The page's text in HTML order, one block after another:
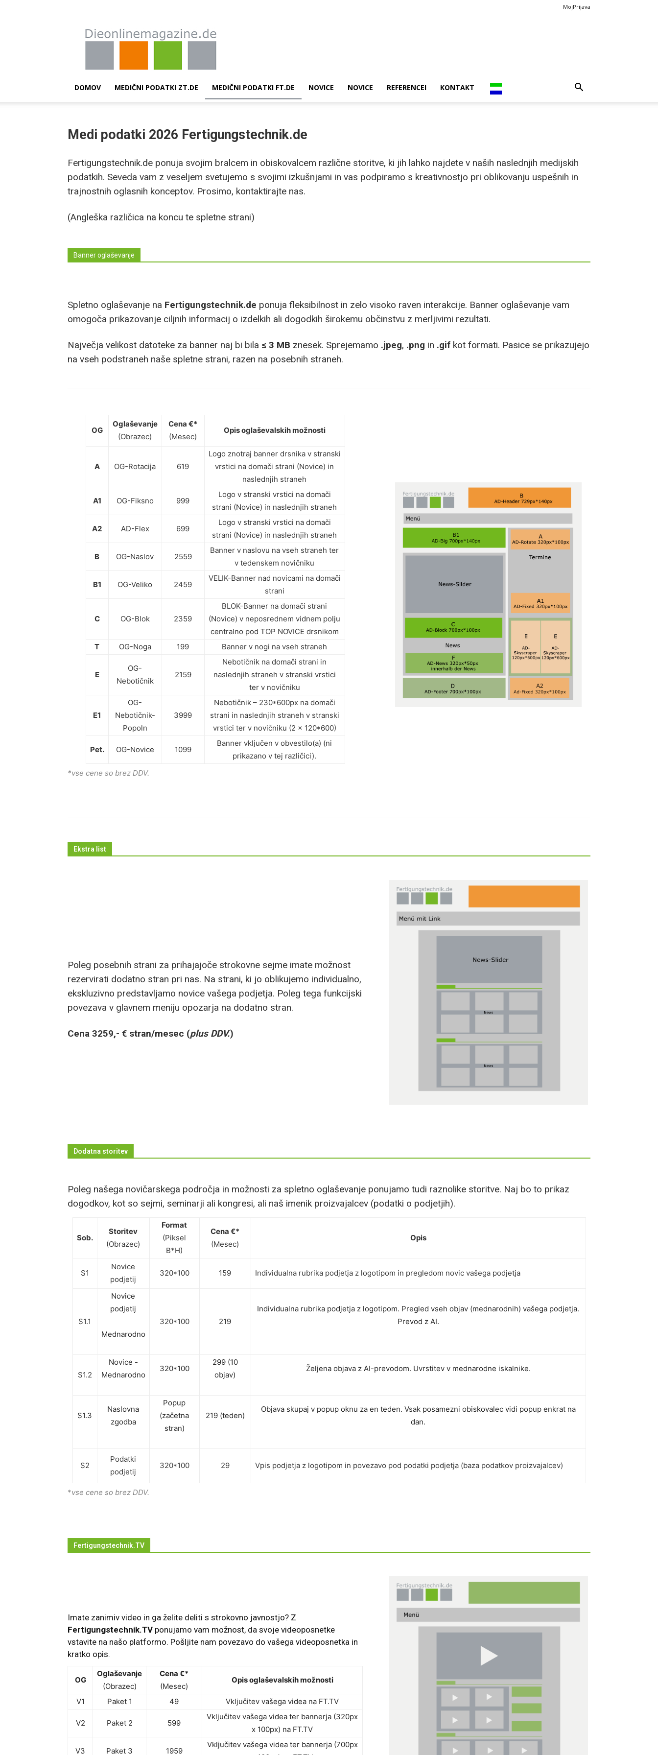
MojPrijava
Dieonlinemagazine.de
DOMOV MEDIČNI PODATKI ZT.DE MEDIČNI PODATKI FT.DE NOVICE NOVICE REFERENCEI KONTAKT
Medi podatki 2026 Fertigungstechnik.de
Fertigungstechnik.de ponuja svojim bralcem in obiskovalcem različne storitve, ki jih lahko najdete v naših naslednjih medijskih
podatkih. Seveda vam z veseljem svetujemo s svojimi izkušnjami in vas podpiramo s kreativnostjo pri oblikovanju uspešnih in
trajnostnih oglasnih konceptov. Prosimo, kontaktirajte nas.
(Angleška različica na koncu te spletne strani)
Banner oglaševanje
Spletno oglaševanje na Fertigungstechnik.de ponuja fleksibilnost in zelo visoko raven interakcije. Banner oglaševanje vam
omogoča prikazovanje ciljnih informacij o izdelkih ali dogodkih širokemu občinstvu z merljivimi rezultati.
Največja velikost datoteke za banner naj bi bila ≤ 3 MB znesek. Sprejemamo .jpeg, .png in .gif kot formati. Pasice se prikazujejo
na vseh podstraneh naše spletne strani, razen na posebnih straneh.
OG
Oglaševanje
(Obrazec)
Cena €*
(Mesec)
Opis oglaševalskih možnosti
A OG-Rotacija 619
Logo znotraj banner drsnika v stranski
vrstici na domači strani (Novice) in
naslednjih straneh
A1 OG-Fiksno 999
Logo v stranski vrstici na domači
strani (Novice) in naslednjih straneh
A2 AD-Flex 699
Logo v stranski vrstici na domači
strani (Novice) in naslednjih straneh
B OG-Naslov 2559
Banner v naslovu na vseh straneh ter
v tedenskem novičniku
B1 OG-Veliko 2459
VELIK-Banner nad novicami na domači
strani
C OG-Blok 2359
BLOK-Banner na domači strani
(Novice) v neposrednem vidnem polju
centralno pod TOP NOVICE drsnikom
T
OG-Noga 199 Banner v nogi na vseh straneh
E
OG-
Nebotičnik
2159
Nebotičnik na domači strani in
naslednjih straneh v stranski vrstici
ter v novičniku
E1
OG-
Nebotičnik-
Popoln
3999
Nebotičnik – 230*600px na domači
strani in naslednjih straneh v stranski
vrstici ter v novičniku (2 x 120*600)
Pet. OG-Novice 1099
Banner vključen v obvestilo(a) (ni
prikazano v tej različici).
*vse cene so brez DDV.
Ekstra list
Poleg posebnih strani za prihajajoče strokovne sejme imate možnost
rezervirati dodatno stran pri nas. Na strani, ki jo oblikujemo individualno,
ekskluzivno predstavljamo novice vašega podjetja. Poleg tega funkcijski
povezava v glavnem meniju opozarja na dodatno stran.
Cena 3259,- € stran/mesec (plus DDV.)
Dodatna storitev
Poleg našega novičarskega področja in možnosti za spletno oglaševanje ponujamo tudi raznolike storitve. Naj bo to prikaz
dogodkov, kot so sejmi, seminarji ali kongresi, ali naš imenik proizvajalcev (podatki o podjetjih).
Sob.
Storitev
(Obrazec)
Format
(Piksel
B*H)
Cena €*
(Mesec)
Opis
S1
Novice
podjetij
320*100 159 Individualna rubrika podjetja z logotipom in pregledom novic vašega podjetja
S1.1
Novice
podjetij
Mednarodno
320*100 219
Individualna rubrika podjetja z logotipom. Pregled vseh objav (mednarodnih) vašega podjetja.
Prevod z AI.
S1.2
Novice -
Mednarodno
320*100
299 (10
objav)
Željena objava z AI-prevodom. Uvrstitev v mednarodne iskalnike.
S1.3
Naslovna
zgodba
Popup
(začetna
stran)
219 (teden)
Objava skupaj v popup oknu za en teden. Vsak posamezni obiskovalec vidi popup enkrat na
dan.
S2
Podatki
podjetij
320*100 29 Vpis podjetja z logotipom in povezavo pod podatki podjetja (baza podatkov proizvajalcev)
*vse cene so brez DDV.
Fertigungstechnik.TV
Imate zanimiv video in ga želite deliti s strokovno javnostjo? Z
Fertigungstechnik.TV ponujamo vam možnost, da svoje videoposnetke
vstavite na našo platformo. Pošljite nam povezavo do vašega videoposnetka in
kratko opis.
OG
Oglaševanje
(Obrazec)
Cena €*
(Mesec)
Opis oglaševalskih možnosti
V1 Paket 1 49 Vključitev vašega videa na FT.TV
V2 Paket 2 599
Vključitev vašega videa ter bannerja (320px
x 100px) na FT.TV
V3 Paket 3 1959
Vključitev vašega videa ter bannerja (700px